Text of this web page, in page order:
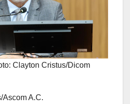
Clayton Cristus/Dicom
Ascom A.C.